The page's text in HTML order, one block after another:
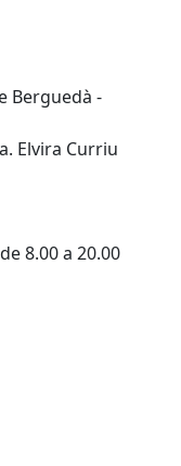
Berguedà -
Elvira Curriu
8.00 a 20.00